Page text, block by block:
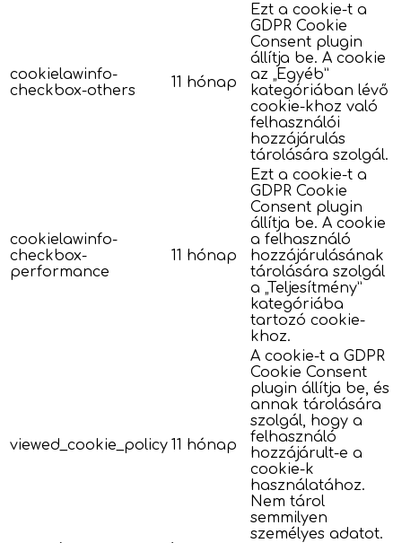
cookielawinfo-
checkbox-others
11 hónap
Ezt a cookie-t a
GDPR Cookie
Consent plugin
állítja be. A cookie
az „Egyéb”
kategóriában lévő
cookie-khoz való
felhasználói
hozzájárulás
tárolására szolgál.
cookielawinfo-
checkbox-
performance
11 hónap
Ezt a cookie-t a
GDPR Cookie
Consent plugin
állítja be. A cookie
a felhasználó
hozzájárulásának
tárolására szolgál
a „Teljesítmény”
kategóriába
tartozó cookie-
khoz.
viewed_cookie_policy 11 hónap
A cookie-t a GDPR
Cookie Consent
plugin állítja be, és
annak tárolására
szolgál, hogy a
felhasználó
hozzájárult-e a
cookie-k
használatához.
Nem tárol
semmilyen
személyes adatot.